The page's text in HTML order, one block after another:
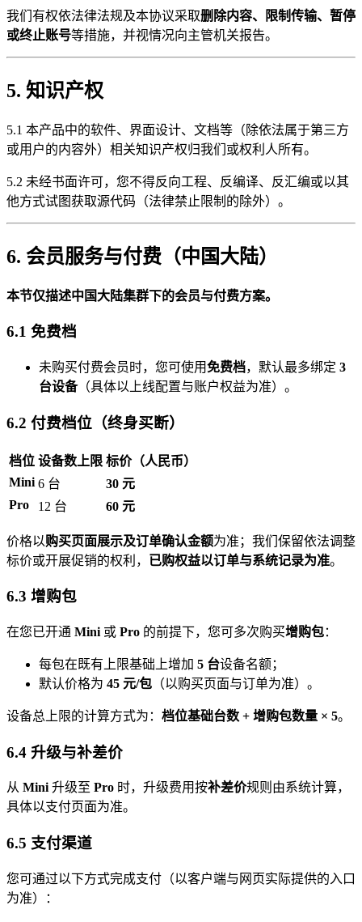
我们有权依法律法规及本协议采取删除内容、限制传输、暂停
或终止账号等措施，并视情况向主管机关报告。
5. 知识产权
5.1 本产品中的软件、界面设计、文档等（除依法属于第三方
或用户的内容外）相关知识产权归我们或权利人所有。
5.2 未经书面许可，您不得反向工程、反编译、反汇编或以其
他方式试图获取源代码（法律禁止限制的除外）。
6. 会员服务与付费（中国大陆）
本节仅描述中国大陆集群下的会员与付费方案。
6.1 免费档
未购买付费会员时，您可使用免费档，默认最多绑定 3
台设备（具体以上线配置与账户权益为准）。
6.2 付费档位（终身买断）
档位 设备数上限 标价（人民币）
Mini 6 台
30 元
Pro
12 台 60 元
价格以购买页面展示及订单确认金额为准；我们保留依法调整
标价或开展促销的权利， 已购权益以订单与系统记录为准。
6.3 增购包
在您已开通 Mini 或 Pro 的前提下，您可多次购买增购包：
每包在既有上限基础上增加 5 台设备名额；
默认价格为 45 元/包 （以购买页面与订单为准）。
设备总上限的计算方式为： 档位基础台数 + 增购包数量 × 5。
6.4 升级与补差价
从 Mini升级至 Pro 时，升级费用按补差价规则由系统计算，
具体以支付页面为准。
6.5 支付渠道
您可通过以下方式完成支付（以客户端与网页实际提供的入口
为准）：